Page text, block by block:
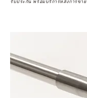
รับประกัน พร้อมบริการหลังการขาย